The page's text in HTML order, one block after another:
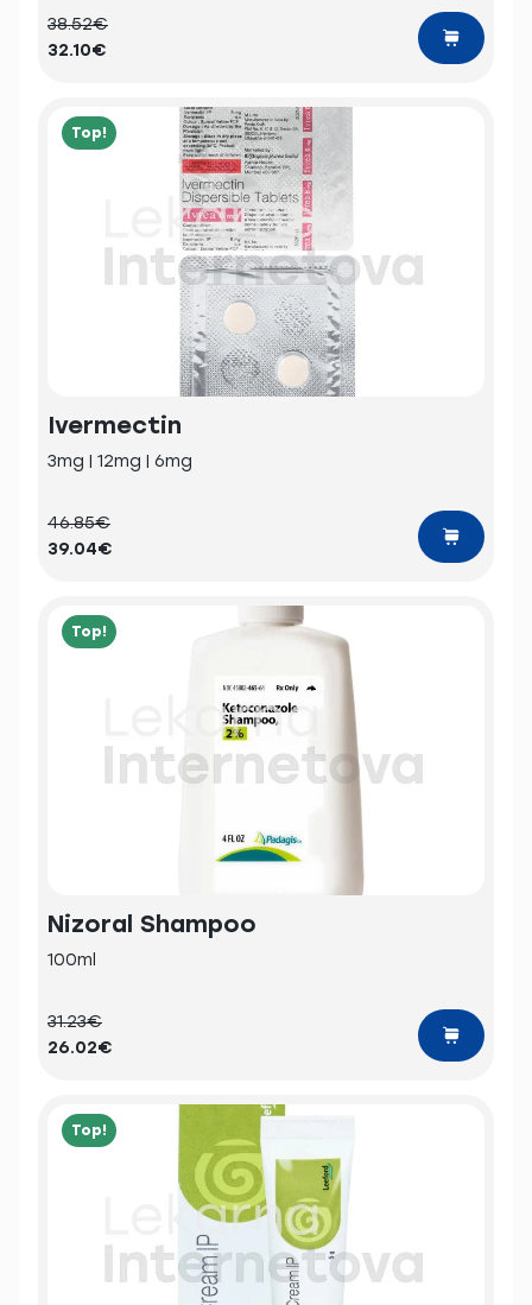
38.52€
32.10€
Top!
Ivermectin
3mg | 12mg | 6mg
46.85€
39.04€
Top!
Nizoral Shampoo
100ml
31.23€
26.02€
Top!